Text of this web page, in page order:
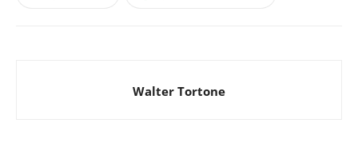
Walter Tortone